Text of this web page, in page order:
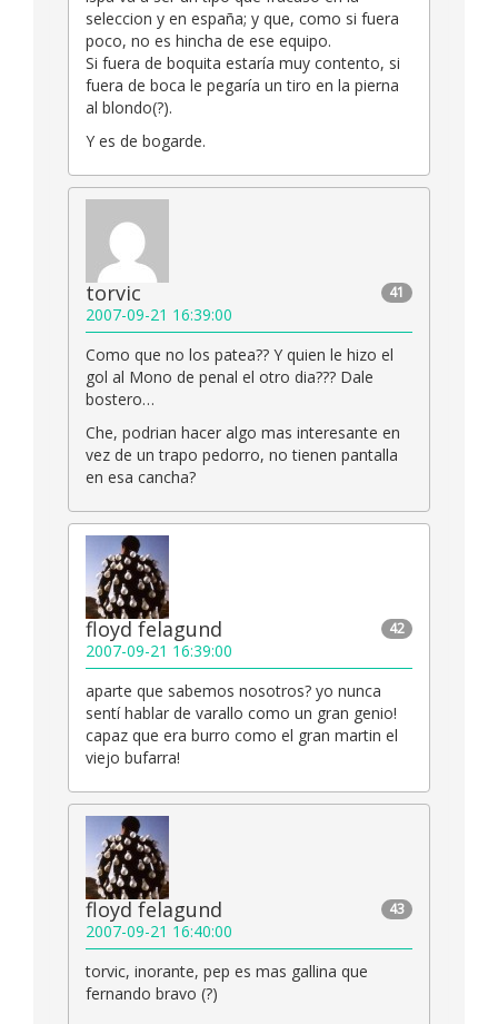
seleccion y en españa; y que, como si fuera
poco, no es hincha de ese equipo.
Si fuera de boquita estaría muy contento, si
fuera de boca le pegaría un tiro en la pierna
al blondo(?).
Y es de bogarde.
41
torvic
2007-09-21 16:39:00
Como que no los patea?? Y quien le hizo el
gol al Mono de penal el otro dia??? Dale
bostero…
Che, podrian hacer algo mas interesante en
vez de un trapo pedorro, no tienen pantalla
en esa cancha?
42
floyd felagund
2007-09-21 16:39:00
aparte que sabemos nosotros? yo nunca
sentí hablar de varallo como un gran genio!
capaz que era burro como el gran martin el
viejo bufarra!
43
floyd felagund
2007-09-21 16:40:00
torvic, inorante, pep es mas gallina que
fernando bravo (?)